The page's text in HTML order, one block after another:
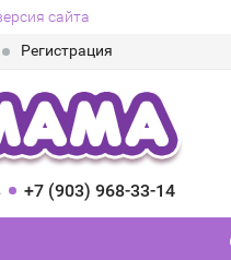
сайта
Регистрация
+7 (903) 968-33-14